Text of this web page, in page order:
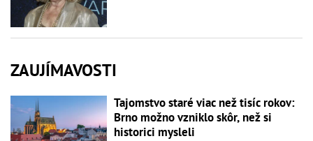
ZAUJÍMAVOSTI
Tajomstvo staré viac než tisíc rokov:
Brno možno vzniklo skôr, než si
historici mysleli